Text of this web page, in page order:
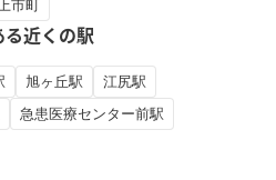
市町
近くの駅
旭ヶ丘駅
江尻駅
急患医療センター前駅